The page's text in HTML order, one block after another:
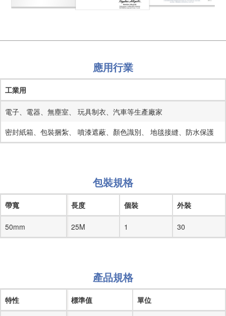
應用行業
工業用
電子、電器、無塵室、 玩具制衣、汽車等生產廠家
密封紙箱、包裝捆紮、 噴漆遮蔽、顏色識別、 地毯接縫、防水保護
包裝規格
帶寬 長度 個裝 外裝
50mm 25M 1 30
產品規格
特性 標準值 單位